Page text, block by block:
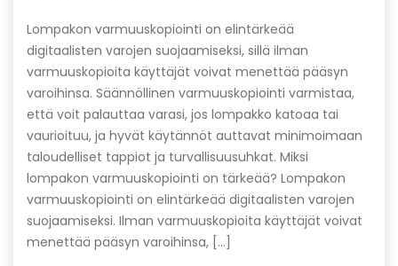
Lompakon varmuuskopiointi on elintärkeää
digitaalisten varojen suojaamiseksi, sillä ilman
varmuuskopioita käyttäjät voivat menettää pääsyn
varoihinsa. Säännöllinen varmuuskopiointi varmistaa,
että voit palauttaa varasi, jos lompakko katoaa tai
vaurioituu, ja hyvät käytännöt auttavat minimoimaan
taloudelliset tappiot ja turvallisuusuhkat. Miksi
lompakon varmuuskopiointi on tärkeää? Lompakon
varmuuskopiointi on elintärkeää digitaalisten varojen
suojaamiseksi. Ilman varmuuskopioita käyttäjät voivat
menettää pääsyn varoihinsa, […]